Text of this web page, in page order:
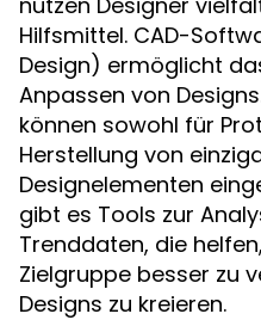
Hilfsmittel. CAD-
Design) ermöglicht
Anpassen von
können sowohl für
Herstellung von
Designelementen
gibt es Tools zur
Trenddaten, die
Zielgruppe besser zu
Designs zu kreieren.